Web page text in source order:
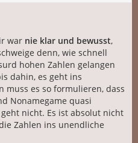
war nie klar und bewusst,
denn, wie schnell
hohen Zahlen gelangen
dahin, es geht ins
muss es so formulieren, dass
Nonamegame quasi
nicht. Es ist absolut nicht
Zahlen ins unendliche